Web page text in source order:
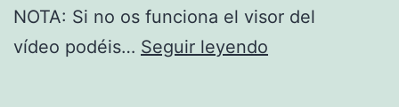
NOTA: Si no os funciona el visor del
vídeo podéis… Seguir leyendo